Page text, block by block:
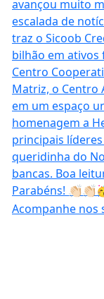
Parabéns!
Acompanhe nos